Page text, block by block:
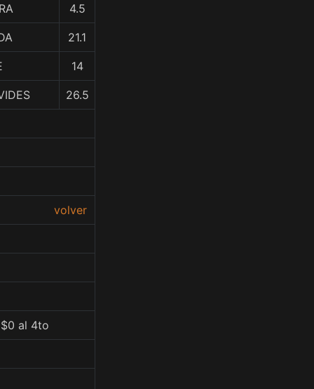
4.5
21.1
14
26.5
volver
al 4to